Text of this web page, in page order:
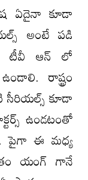
ఏదైనా కూడా
అంటే పడి
టీవీ ఆన్ లో
రాష్ట్రం
కూడా
ఉండటంతో
పైగా ఈ మధ్య
యంగ్ గానే